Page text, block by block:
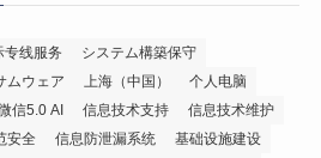
专线服务
システム構築保守
ムウェア 上海（中国）
个人电脑
信5.0 AI 信息技术支持
信息技术维护
安全 信息防泄漏系统
基础设施建设